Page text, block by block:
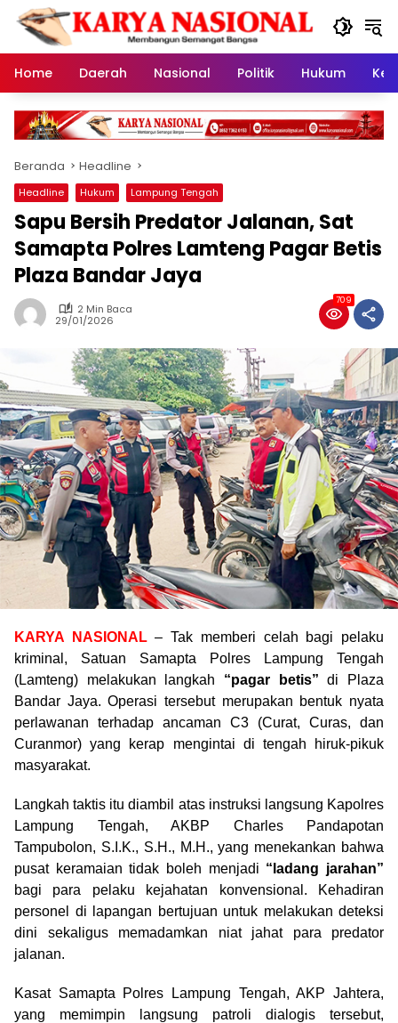
Langsung
konten
Home
Daerah Nasional Politik Hukum
Beranda Headline
Headline Hukum Lampung Tengah
Sapu Bersih Predator Jalanan, Sat
Samapta Polres Lamteng Pagar Betis
Plaza Bandar Jaya
2 Min Baca
29/01/2026
709
KARYA NASIONAL– Tak memberi celah bagi pelaku
kriminal, Satuan Samapta Polres Lampung Tengah
(Lamteng) melakukan langkah “pagar betis” di Plaza
Bandar Jaya. Operasi tersebut merupakan bentuk nyata
perlawanan terhadap ancaman C3 (Curat, Curas, dan
Curanmor) yang kerap mengintai di tengah hiruk-pikuk
masyarakat.
Langkah taktis itu diambil atas instruksi langsung Kapolres
Lampung Tengah, AKBP Charles Pandapotan
Tampubolon, S.I.K., S.H., M.H., yang menekankan bahwa
pusat keramaian tidak boleh menjadi “ladang jarahan”
bagi para pelaku kejahatan konvensional. Kehadiran
personel di lapangan bertujuan untuk melakukan deteksi
dini sekaligus memadamkan niat jahat para predator
jalanan.
Kasat Samapta Polres Lampung Tengah, AKP Jahtera,
yang memimpin langsung patroli dialogis tersebut,